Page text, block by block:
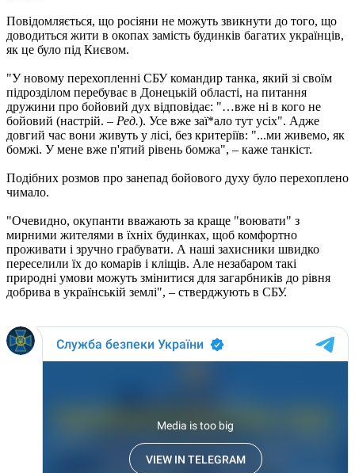
Повідомляється, що росіяни не можуть звикнути до того, що
доводиться жити в окопах замість будинків багатих українців,
як це було під Києвом.
"У новому перехопленні СБУ командир танка, який зі своїм
підрозділом перебуває в Донецькій області, на питання
дружини про бойовий дух відповідає: "…вже ні в кого не
бойовий (настрій. – Ред.). Усе вже заї*ало тут усіх". Адже
довгий час вони живуть у лісі, без критеріїв: "...ми живемо, як
бомжі. У мене вже п'ятий рівень бомжа", – каже танкіст.
Подібних розмов про занепад бойового духу було перехоплено
чимало.
"Очевидно, окупанти вважають за краще "воювати" з
мирними жителями в їхніх будинках, щоб комфортно
проживати і зручно грабувати. А наші захисники швидко
переселили їх до комарів і кліщів. Але незабаром такі
природні умови можуть змінитися для загарбників до рівня
добрива в українській землі", – стверджують в СБУ.